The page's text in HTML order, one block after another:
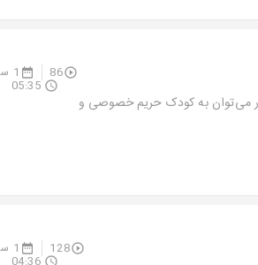
86 1 سال پیش
می‌توان به کودک حریم خصوصی و
05:35
128 1 سال پیش
04:36